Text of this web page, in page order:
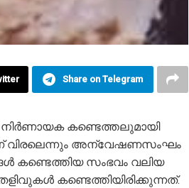
Share on Telegram
കണ്ടെത്തലുമായി
അന്വേഷണസംഘം
കണ്ടെത്തിയ സംഭവം വലിയ
കണ്ടെത്തിയിരിക്കുന്നത്.